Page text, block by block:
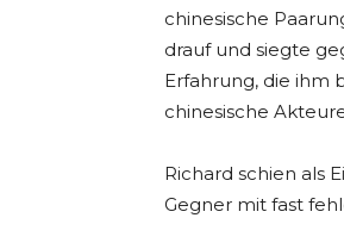
chinesische
drauf und siegte
Erfahrung, die ihm
chinesische
Richard schien als
Gegner mit fast